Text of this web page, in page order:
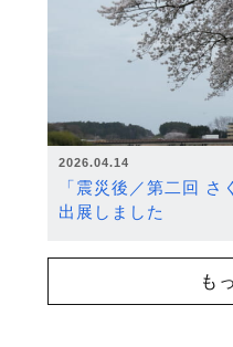
2026.04.14
「震災後／第二回 さ
出展しました
も